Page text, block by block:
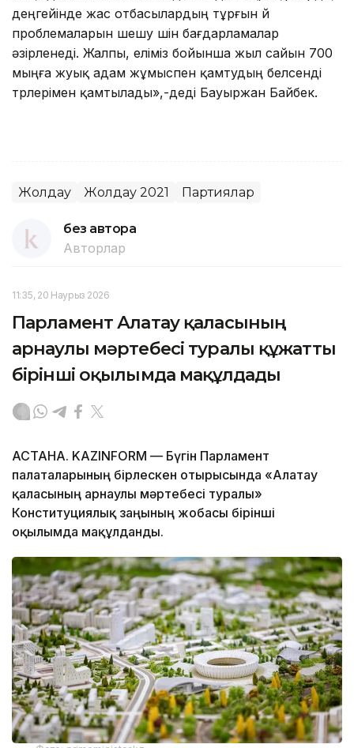
деңгейінде жас отбасылардың тұрғын үй
проблемаларын шешу үшін бағдарламалар
әзірленеді. Жалпы, еліміз бойынша жыл сайын 700
мыңға жуық адам жұмыспен қамтудың белсенді
түрлерімен қамтылады»,-деді Бауыржан Байбек.
Жолдау Жолдау 2021 Партиялар
без автора
Авторлар
11:35, 20 Наурыз 2026
Парламент Алатау қаласының
арнаулы мәртебесі туралы құжатты
бірінші оқылымда мақұлдады
АСТАНА. KAZINFORM — Бүгін Парламент
палаталарының бірлескен отырысында «Алатау
қаласының арнаулы мәртебесі туралы»
Конституциялық заңының жобасы бірінші
оқылымда мақұлданды.